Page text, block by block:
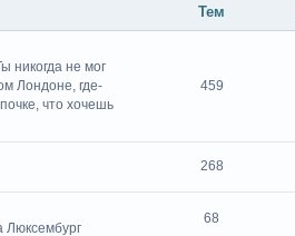
Тем
никогда не мог
Лондоне, где-
что хочешь
459
268
Люксембург
68